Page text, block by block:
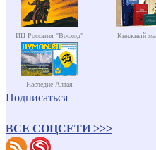
ИЦ Россазия "Восход" Книжный
Наследие Алтая
Подписаться
ВСЕ СОЦСЕТИ >>>